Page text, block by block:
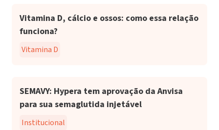
Vitamina D, cálcio e ossos: como essa relação
funciona?
Vitamina D
SEMAVY: Hypera tem aprovação da Anvisa
para sua semaglutida injetável
Institucional